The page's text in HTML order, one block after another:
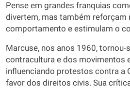
Pense em grandes franquias
divertem, mas também reforçam
comportamento e estimulam o
Marcuse, nos anos 1960, tornou-
contracultura e dos movimentos
influenciando protestos contra a
favor dos direitos civis. Sua